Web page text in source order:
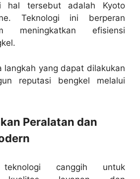
hal tersebut adalah Kyoto
Teknologi ini berperan
meningkatkan efisiensi
langkah yang dapat dilakukan
reputasi bengkel melalui
Peralatan dan
teknologi canggih untuk